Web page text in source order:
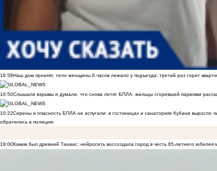
16:58Наш дом проклят, тело женщины 6 часов лежало у подъезда: третий раз горит
16:50Слышали взрывы и думали, что снова летят БПЛА: жильцы сгоревшей парковки
10:22Сирены и опасность БПЛА не испугали: в гостиницах и санаториях Кубани выросло
обратились в полицию
18:00Каким был древний Танаис: нейросеть воссоздала город в честь 65-летнего юбилея